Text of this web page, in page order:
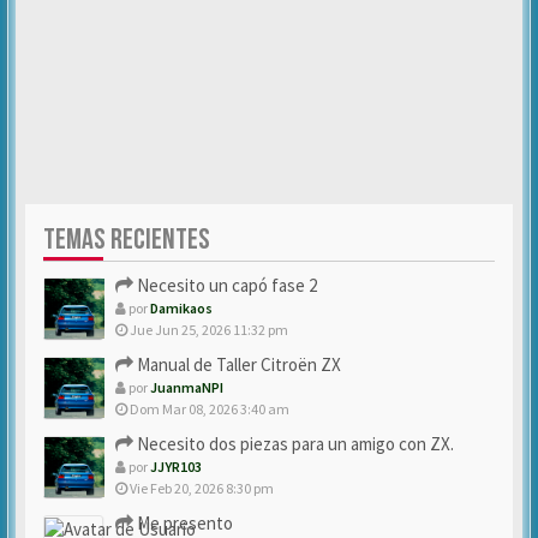
TEMAS RECIENTES
Necesito un capó fase 2
porDamikaos
Jue Jun 25, 2026 11:32 pm
Manual de Taller Citroën ZX
porJuanmaNPI
Dom Mar 08, 2026 3:40 am
Necesito dos piezas para un amigo con ZX.
porJJYR103
Vie Feb 20, 2026 8:30 pm
Me presento